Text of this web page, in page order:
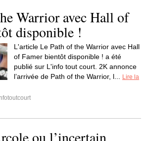
Warrior avec Hall of
disponible !
L'article Le Path of the Warrior avec Hall
of Famer bientôt disponible ! a été
publié sur L'info tout court. 2K annonce
l’arrivée de Path of the Warrior, l...
Lire la
ou l’incertain